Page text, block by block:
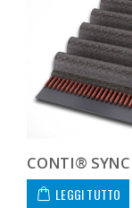
LEGGI TUTTO